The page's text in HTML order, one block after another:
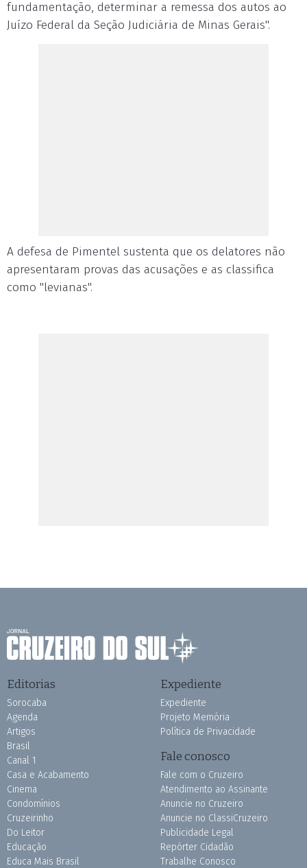
fundamentação, determinar a remessa dos autos ao
Juízo Federal da Seção Judiciária de Minas Gerais".
A defesa de Pimentel sustenta que os delatores não
apresentaram provas das acusações e as classifica
como "levianas".
Editorias
Sorocaba
Agenda
Artigos
Brasil
Canal 1
Casa e Acabamento
Cinema
Condomínios
Cruzeirinho
Do Leitor
Educação
Educa Mais Brasil
Expediente
Expediente
Projeto Memória
Política de Privacidade
Fale conosco
Fale com o Cruzeiro
Atendimento ao Assinante
Anuncie no Cruzeiro
Anuncie no ClassiCruzeiro
Publicidade Legal
Repórter Cidadão
Trabalhe Conosco